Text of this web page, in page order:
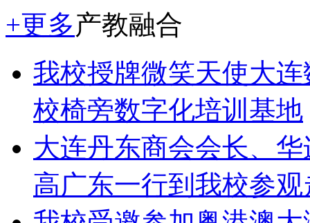
+更多产教融合
我校授牌微笑天使大
校椅旁数字化培训基地
大连丹东商会会长、
高广东一行到我校参观